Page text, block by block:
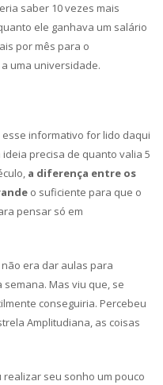
saber 10 vezes mais
ele ganhava um salário
por mês para o
uma universidade.
informativo for lido daqui
precisa de quanto valia 5
a diferença entre os
o suficiente para que o
pensar só em
era dar aulas para
Mas viu que, se
conseguiria. Percebeu
Amplitudiana, as coisas
seu sonho um pouco